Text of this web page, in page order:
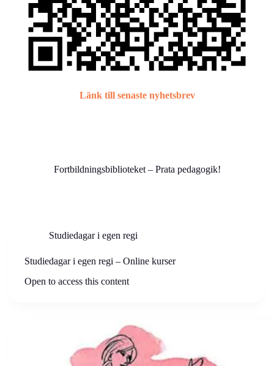
Länk till senaste nyhetsbrev
Fortbildningsbiblioteket – Prata pedagogik!
Studiedagar i egen regi
Studiedagar i egen regi – Online kurser
Open to access this content